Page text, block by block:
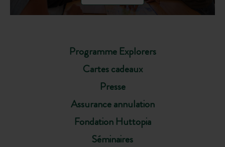
Programme Explorers
Cartes cadeaux
Presse
Assurance annulation
Fondation Huttopia
Séminaires